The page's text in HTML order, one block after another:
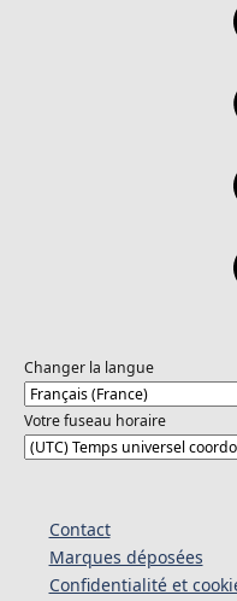
Changer la langue
Votre fuseau horaire
Contact
Marques déposées
Confidentialité et